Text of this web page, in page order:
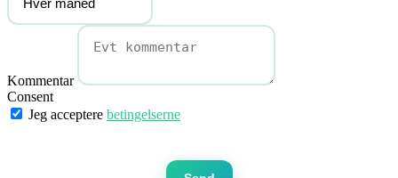
Kommentar
Consent
Jeg acceptere betingelserne